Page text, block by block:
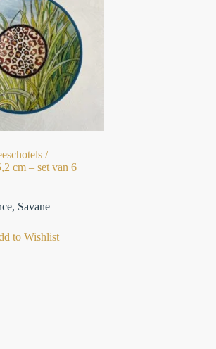
/
cm – set van 6⁠
, Savane
to Wishlist